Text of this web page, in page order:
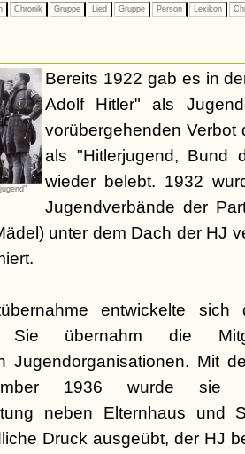
Chronik Gruppe Lied Gruppe Person Lexikon
Bereits 1922 gab es in
Adolf Hitler" als
vorübergehenden Verbot
als "Hitlerjugend, Bund
wieder belebt. 1932
Jugendverbände der
unter dem Dach der HJ
entwickelte
Sie übernahm die
Jugendorganisationen. Mit
1936 wurde sie
neben Elternhaus und
Druck ausgeübt, der HJ